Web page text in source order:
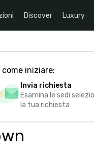
Discover Luxury
iniziare:
Invia richiesta
Esamina le sedi
la tua richiesta